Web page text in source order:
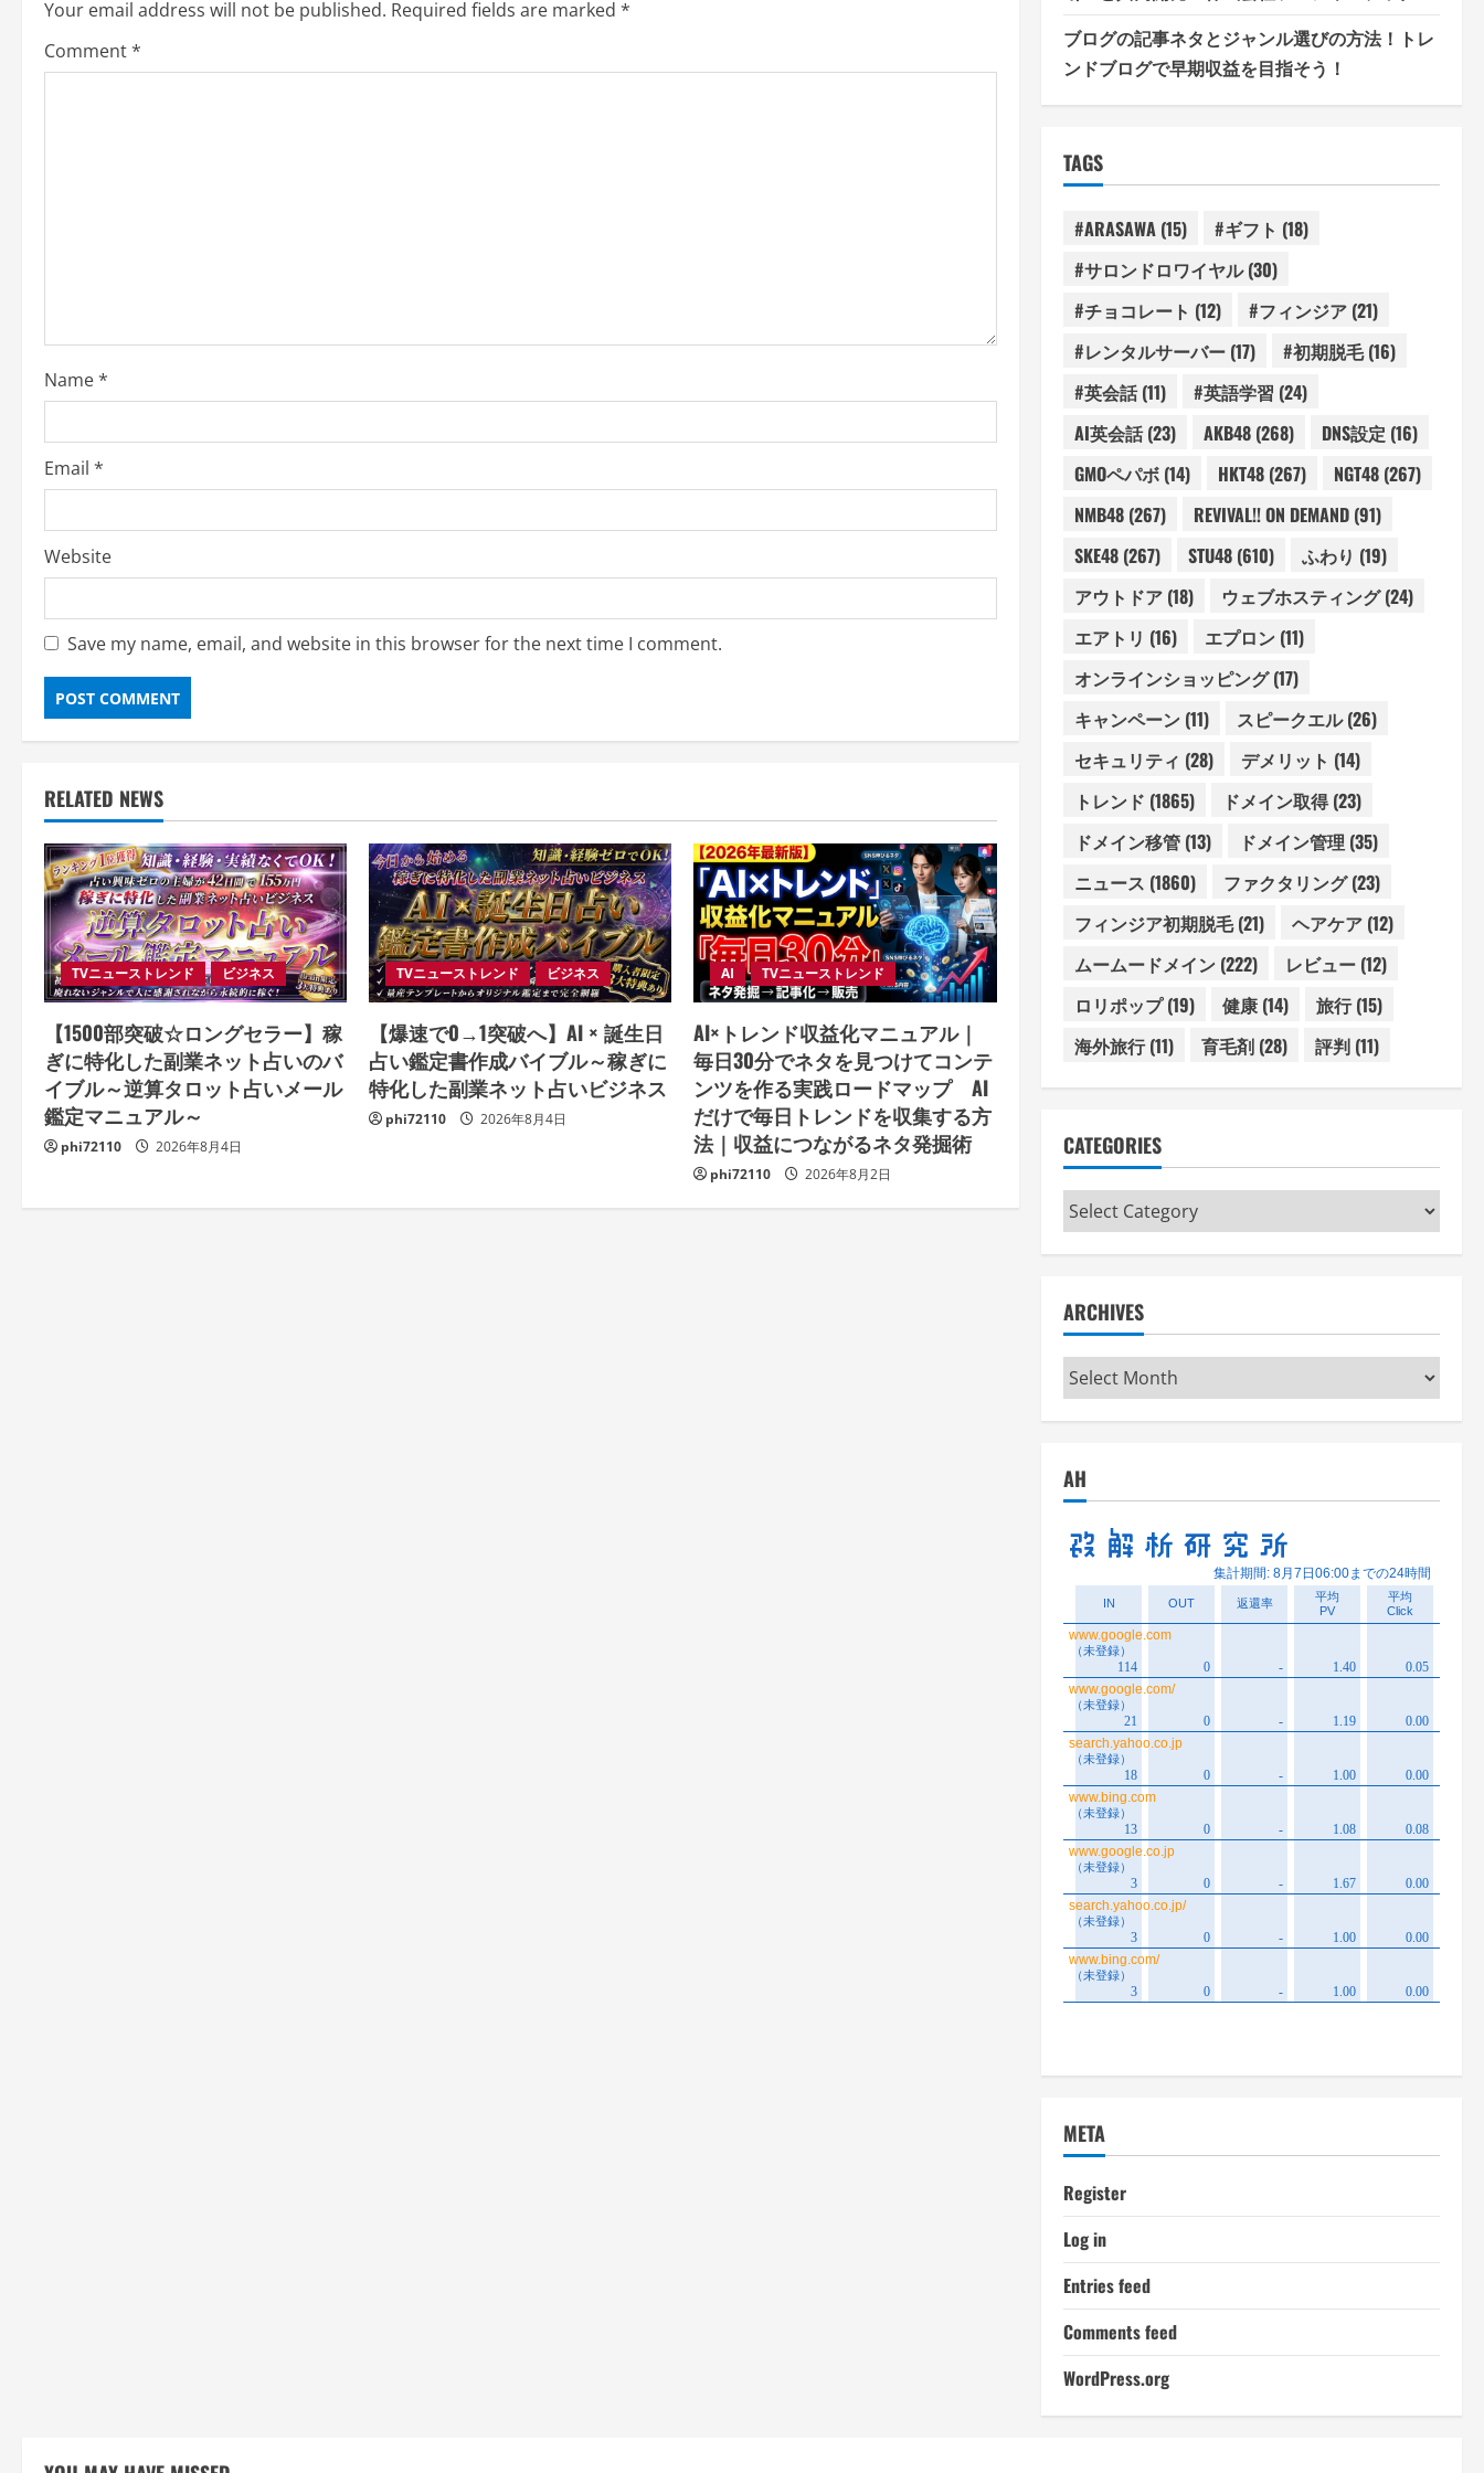
n
a
i
o
n
Your email address will not be published. Required fields are marked *
Comment*
Name*
Email *
Website
Save my name, email, and website in this browser for the next time I comment.
RELATED NEWS
TVニューストレンド ビジネス
【1500部突破☆ロングセラー】稼
ぎに特化した副業ネット占いのバ
イブル～逆算タロット占いメール
鑑定マニュアル～
phi72110 2026年8月4日
TVニューストレンド ビジネス
【爆速で0→1突破へ】AI × 誕生日
占い鑑定書作成バイブル～稼ぎに
特化した副業ネット占いビジネス
phi72110 2026年8月4日
AI TVニューストレンド
AI×トレンド収益化マニュアル｜
毎日30分でネタを見つけてコンテ
ンツを作る実践ロードマップ AI
だけで毎日トレンドを収集する方
法｜収益につながるネタ発掘術
phi72110 2026年8月2日
ブログの記事ネタとジャンル選びの方法！トレ
ンドブログで早期収益を目指そう！
TAGS
#ARASAWA(15) #ギフト (18)
#サロンドロワイヤル(30)
#チョコレート (12) #フィンジア(21)
#レンタルサーバー(17) #初期脱毛(16)
#英会話(11) #英語学習 (24)
AI英会話(23) AKB48(268) DNS設定 (16)
GMOペパボ(14) HKT48(267) NGT48(267)
NMB48(267) REVIVAL!! ON DEMAND(91)
SKE48(267) STU48(610) ふわり (19)
アウトドア(18) ウェブホスティング(24)
エアトリ (16) エプロン(11)
オンラインショッピング(17)
キャンペーン(11) スピークエル(26)
セキュリティ (28) デメリット (14)
トレンド (1865) ドメイン取得(23)
ドメイン移管(13) ドメイン管理 (35)
ニュース (1860) ファクタリング(23)
フィンジア初期脱毛(21) ヘアケア(12)
ムームードメイン(222) レビュー(12)
ロリポップ(19) 健康(14) 旅行(15)
海外旅行(11) 育毛剤(28) 評判(11)
CATEGORIES
Categories
ARCHIVES
Archives
AH
META
Register
Log in
Entries feed
Comments feed
WordPress.org